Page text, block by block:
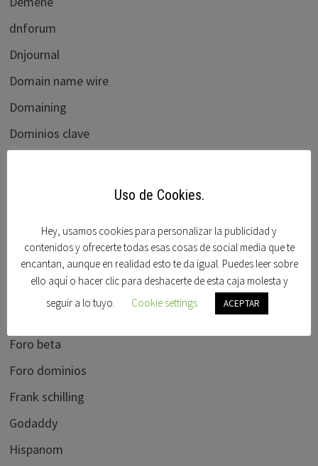
dnforum
Dnjournal
Domain name wire
Domaining
Dominios clave
Domobay
Ebay
Elliots blog
Foro beta
Foro dominios
Frank schilling
Godaddy
Hispanom
Uso de Cookies.
Hey, usamos cookies para personalizar la publicidad y
contenidos y ofrecerte todas esas cosas de social media que te
encantan, aunque en realidad esto te da igual. Puedes leer sobre
ello aquí o hacer clic para deshacerte de esta caja molesta y
seguir a lo tuyo.
Cookie settings ACEPTAR